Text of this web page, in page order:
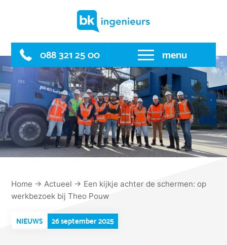
088 321 25 00 menu
Home →Actueel → Een kijkje achter de schermen: op
werkbezoek bij Theo Pouw
NIEUWS 26 september 2025